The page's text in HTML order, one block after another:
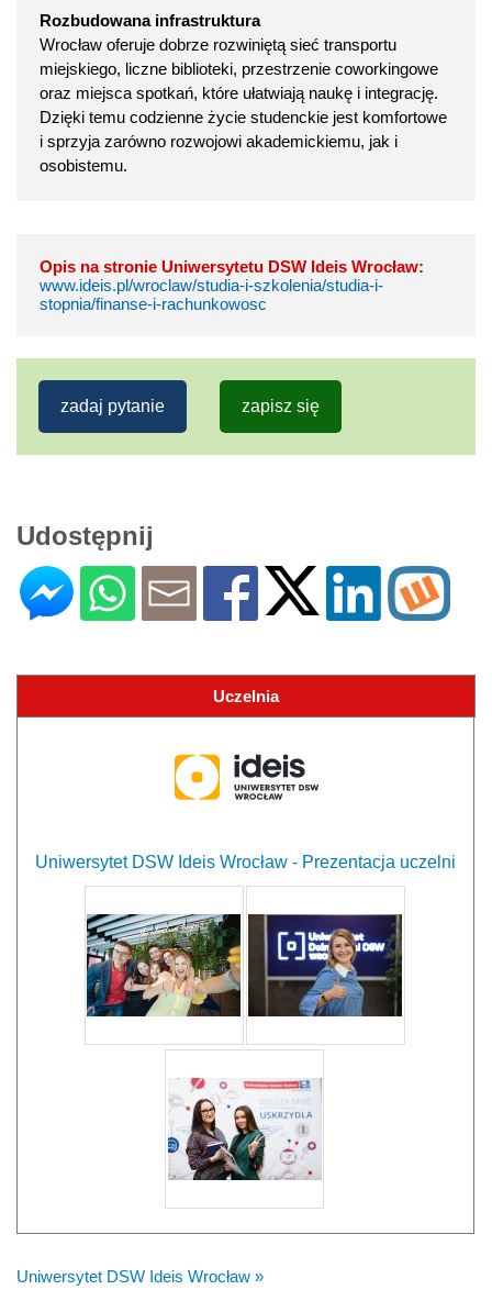
Rozbudowana infrastruktura
Wrocław oferuje dobrze rozwiniętą sieć transportu
miejskiego, liczne biblioteki, przestrzenie coworkingowe
oraz miejsca spotkań, które ułatwiają naukę i integrację.
Dzięki temu codzienne życie studenckie jest komfortowe
i sprzyja zarówno rozwojowi akademickiemu, jak i
osobistemu.
Opis na stronie Uniwersytetu DSW Ideis Wrocław:
www.ideis.pl/wroclaw/studia-i-szkolenia/studia-i-
stopnia/finanse-i-rachunkowosc
zadaj pytanie zapisz się
Udostępnij
Uczelnia
Uniwersytet DSW Ideis Wrocław - Prezentacja uczelni
Uniwersytet DSW Ideis Wrocław »